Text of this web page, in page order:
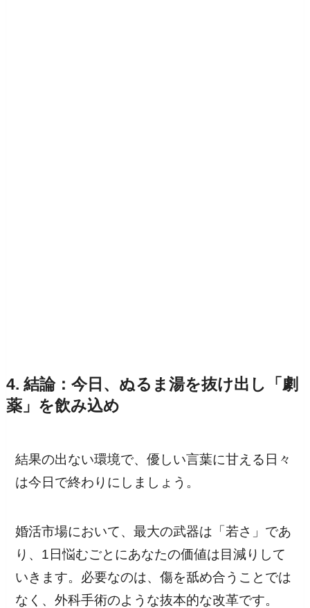
4. 結論：今日、ぬるま湯を抜け出し「劇
薬」を飲み込め
結果の出ない環境で、優しい言葉に甘える日々
は今日で終わりにしましょう。
婚活市場において、最大の武器は「若さ」であ
り、1日悩むごとにあなたの価値は目減りして
いきます。必要なのは、傷を舐め合うことでは
なく、外科手術のような抜本的な改革です。